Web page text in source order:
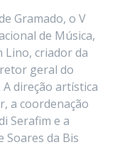
Gramado, o V
de Música,
Lino, criador da
geral do
direção artística
a coordenação
Serafim e a
Soares da Bis